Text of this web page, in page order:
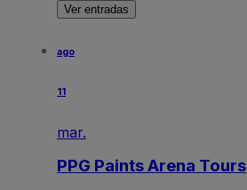
Ver entradas
ago
11
mar.
PPG Paints Arena Tours